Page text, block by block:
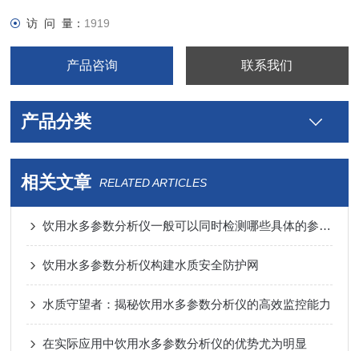
访 问 量： 1919
产品咨询 联系我们
产品分类
相关文章 RELATED ARTICLES
饮用水多参数分析仪一般可以同时检测哪些具体的参数？
饮用水多参数分析仪构建水质安全防护网
水质守望者：揭秘饮用水多参数分析仪的高效监控能力
在实际应用中饮用水多参数分析仪的优势尤为明显